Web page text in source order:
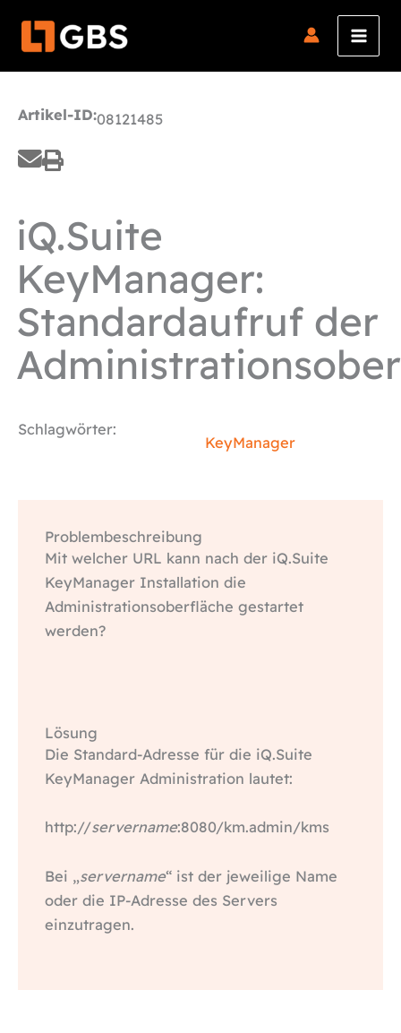
Inhalt
Artikel-ID:08121485
iQ.Suite
KeyManager:
Standardaufruf der
Schlagwörter:
KeyManager
Problembeschreibung
Mit welcher URL kann nach der iQ.Suite
KeyManager Installation die
Administrationsoberfläche gestartet
werden?
Lösung
Die Standard-Adresse für die iQ.Suite
KeyManager Administration lautet:
http://servername:8080/km.admin/kms
Bei „servername“ ist der jeweilige Name
oder die IP-Adresse des Servers
einzutragen.